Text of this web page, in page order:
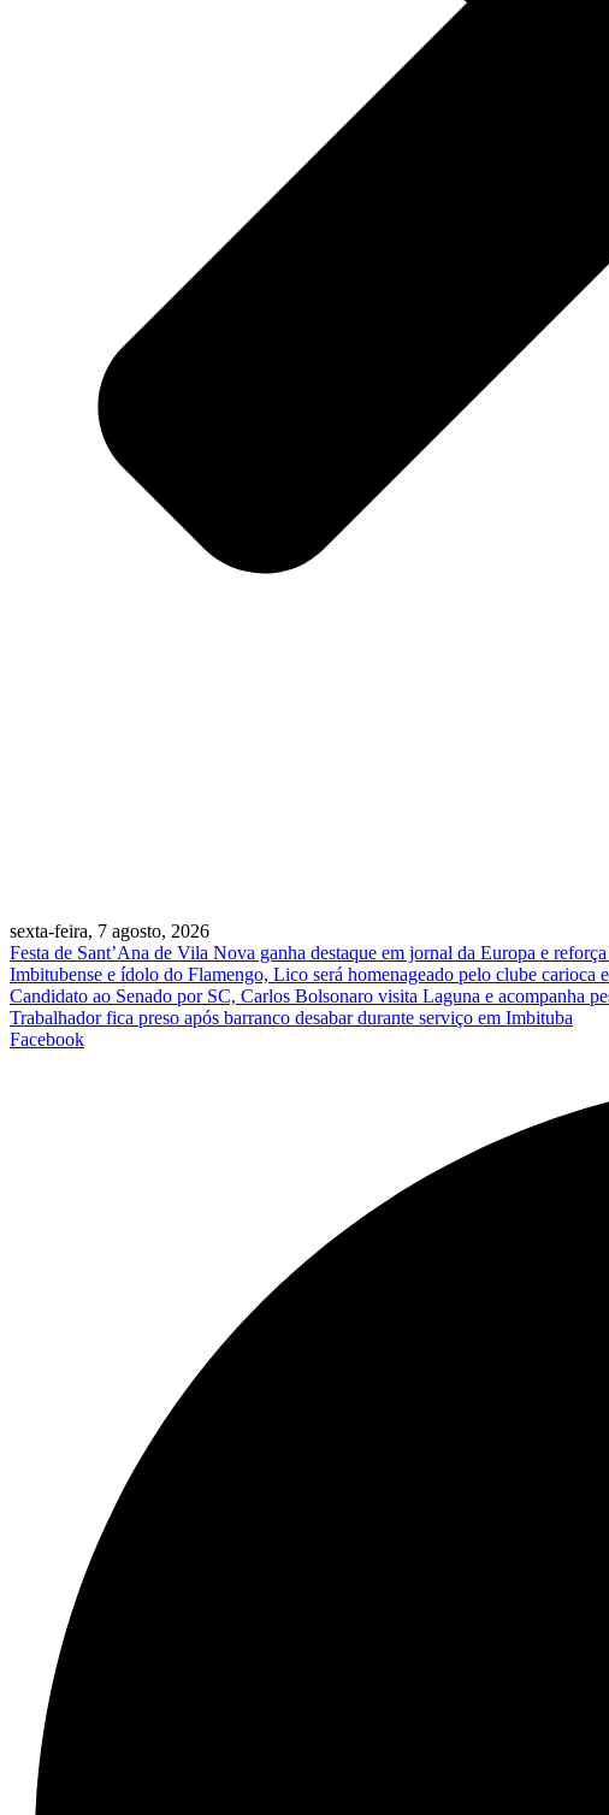
sexta-feira, 7 agosto, 2026
Festa de Sant’Ana de Vila Nova ganha destaque em jornal da Europa e
Imbitubense e ídolo do Flamengo, Lico será homenageado pelo clube carioca
Candidato ao Senado por SC, Carlos Bolsonaro visita Laguna e acompanha
Trabalhador fica preso após barranco desabar durante serviço em Imbituba
Facebook